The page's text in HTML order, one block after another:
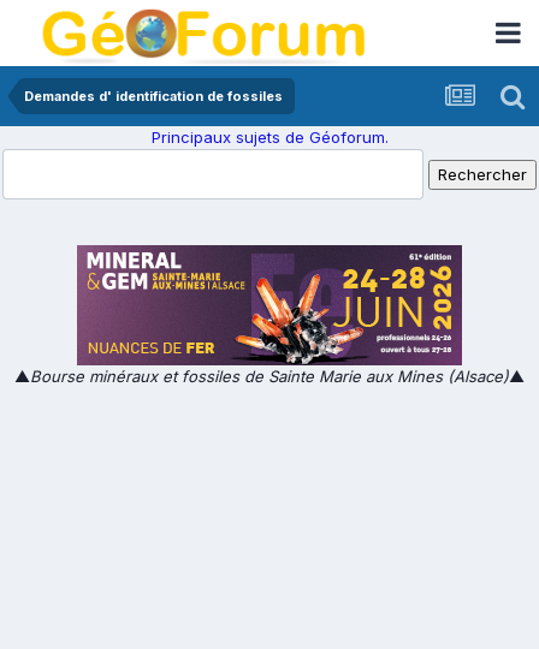
Demandes d' identification de fossiles
Principaux sujets de Géoforum.
▲Bourse minéraux et fossiles de Sainte Marie aux Mines (Alsace)▲